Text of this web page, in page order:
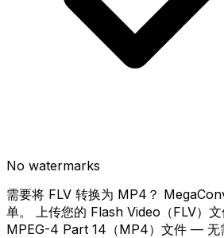
No watermarks
需要将 FLV 转换为 MP4？
单。 上传您的 Flash Video（FLV）
MPEG-4 Part 14（MP4）文件 — 无